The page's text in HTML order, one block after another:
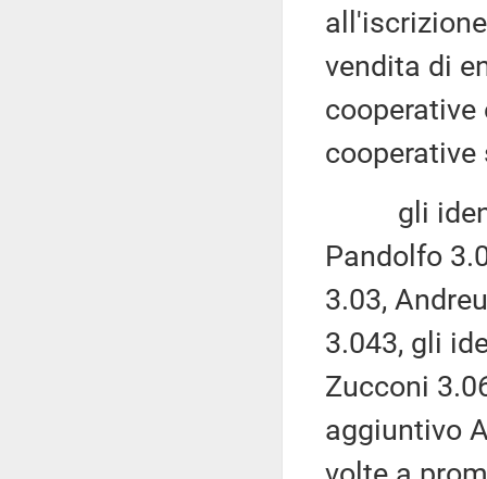
vendita di
cooperative
gli
Pandolfo
3.03,
3.043, gli
Zucconi
aggiuntivo